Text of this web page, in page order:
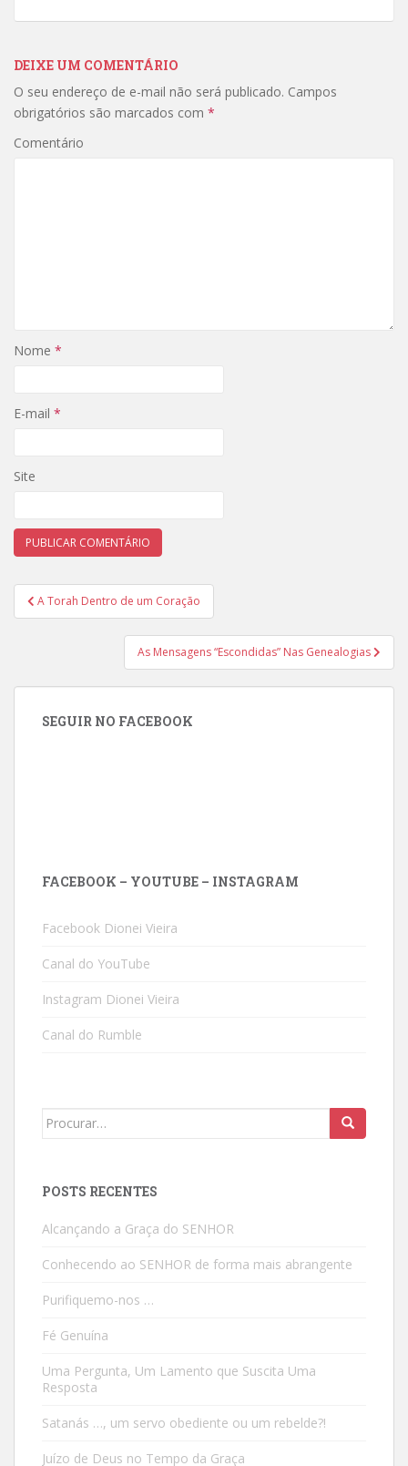
DEIXE UM COMENTÁRIO
O seu endereço de e-mail não será publicado. Campos
obrigatórios são marcados com *
Comentário
Nome *
E-mail *
Site
Navegação
de
A Torah Dentro de um Coração
As Mensagens “Escondidas” Nas Genealogias
SEGUIR NO FACEBOOK
FACEBOOK – YOUTUBE – INSTAGRAM
Facebook Dionei Vieira
Canal do YouTube
Instagram Dionei Vieira
Canal do Rumble
Search
POSTS RECENTES
Alcançando a Graça do SENHOR
Conhecendo ao SENHOR de forma mais abrangente
Purifiquemo-nos …
Fé Genuína
Uma Pergunta, Um Lamento que Suscita Uma
Resposta
Satanás …, um servo obediente ou um rebelde?!
Juízo de Deus no Tempo da Graça